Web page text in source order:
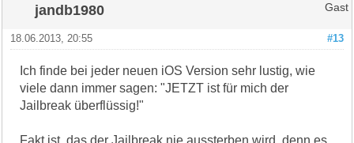
jandb1980 Gast
#13
18.06.2013, 20:55
Ich finde bei jeder neuen iOS Version sehr lustig, wie
viele dann immer sagen: "JETZT ist für mich der
Jailbreak überflüssig!"
Fakt ist, das der Jailbreak nie aussterben wird, denn es